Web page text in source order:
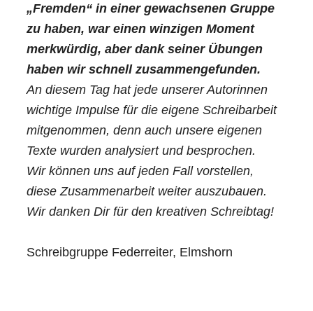
„Fremden“ in einer gewachsenen Gruppe
zu haben, war einen winzigen Moment
merkwürdig, aber dank seiner Übungen
haben wir schnell zusammengefunden.
An diesem Tag hat jede unserer Autorinnen
wichtige Impulse für die eigene Schreibarbeit
mitgenommen, denn auch unsere eigenen
Texte wurden analysiert und besprochen.
Wir können uns auf jeden Fall vorstellen,
diese Zusammenarbeit weiter auszubauen.
Wir danken Dir für den kreativen Schreibtag!
Schreibgruppe Federreiter, Elmshorn